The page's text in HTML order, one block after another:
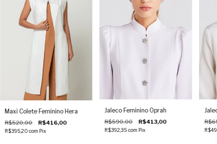
Maxi Colete Feminino Hera
R$520,00 R$416,00
R$395,20com Pix
Jaleco Feminino Oprah
R$590,00 R$413,00
R$392,35com Pix